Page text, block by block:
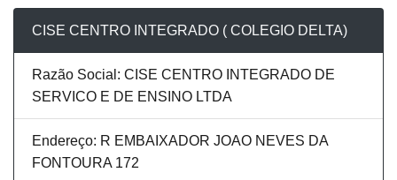
CISE CENTRO INTEGRADO ( COLEGIO DELTA)
Razão Social: CISE CENTRO INTEGRADO DE
SERVICO E DE ENSINO LTDA
Endereço: R EMBAIXADOR JOAO NEVES DA
FONTOURA 172